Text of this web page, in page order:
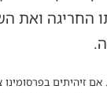
החריגה ואת
זיהיתים